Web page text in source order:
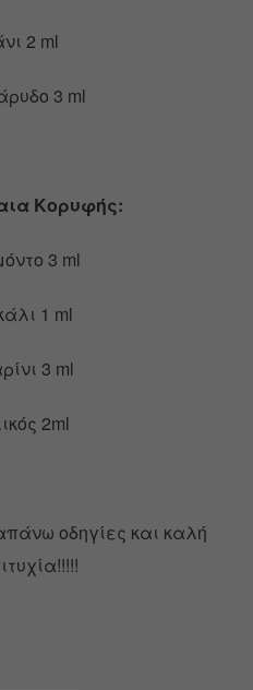
2 ml
3 ml
Κορυφής:
3 ml
1 ml
3 ml
2ml
οδηγίες και καλή